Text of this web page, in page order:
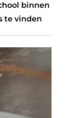
binnen
te vinden